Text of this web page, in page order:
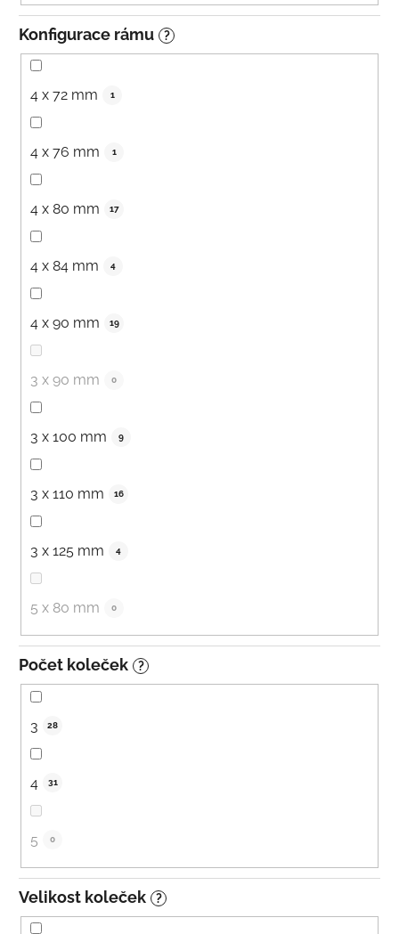
Konfigurace rámu ?
4 x 72 mm 1
4 x 76 mm 1
4 x 80 mm 17
4 x 84 mm 4
4 x 90 mm 19
3 x 90 mm 0
3 x 100 mm 9
3 x 110 mm 16
3 x 125 mm 4
5 x 80 mm 0
Počet koleček ?
3 28
4 31
5 0
Velikost koleček ?